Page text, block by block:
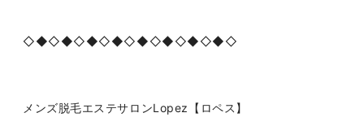
◇◆◇◆◇◆◇◆◇◆◇◆◇◆◇◆◇
メンズ脱毛エステサロンLopez【ロペス】